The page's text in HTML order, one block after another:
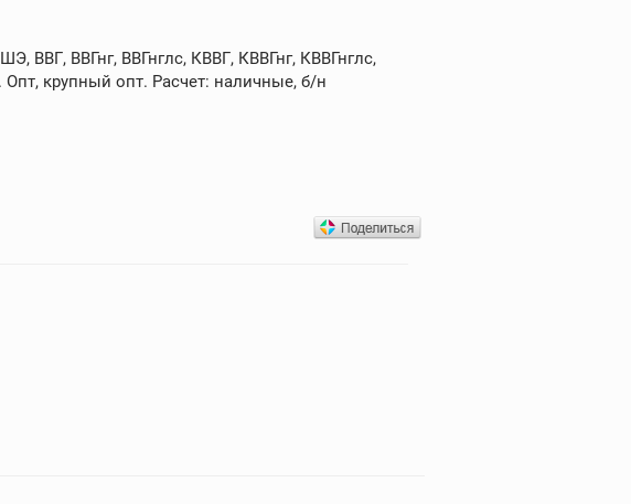
ВВГ, ВВГнг, ВВГнглс, КВВГ, КВВГнг, КВВГнглс,
крупный опт. Расчет: наличные, б/н